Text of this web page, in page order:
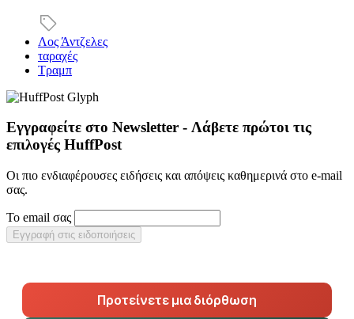
Λος Άντζελες
ταραχές
Τραμπ
Εγγραφείτε στο Newsletter - Λάβετε πρώτοι τις
επιλογές HuffPost
Οι πιο ενδιαφέρουσες ειδήσεις και απόψεις καθημερινά στο e-mail
σας.
Το email σας
Εγγραφή στις ειδοποιήσεις
Προτείνετε μια διόρθωση